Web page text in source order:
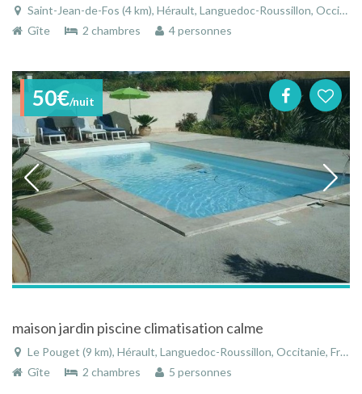
Saint-Jean-de-Fos (4 km), Hérault, Languedoc-Roussillon, Occitanie, France
Gîte
2 chambres 4 personnes
50€/nuit
maison jardin piscine climatisation calme
Le Pouget (9 km), Hérault, Languedoc-Roussillon, Occitanie, France
Gîte
2 chambres 5 personnes